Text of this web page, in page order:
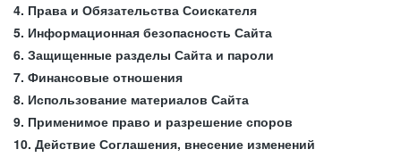
4. Права и Обязательства Соискателя
5. Информационная безопасность Сайта
6. Защищенные разделы Сайта и пароли
7. Финансовые отношения
8. Использование материалов Сайта
9. Применимое право и разрешение споров
10. Действие Соглашения, внесение изменений